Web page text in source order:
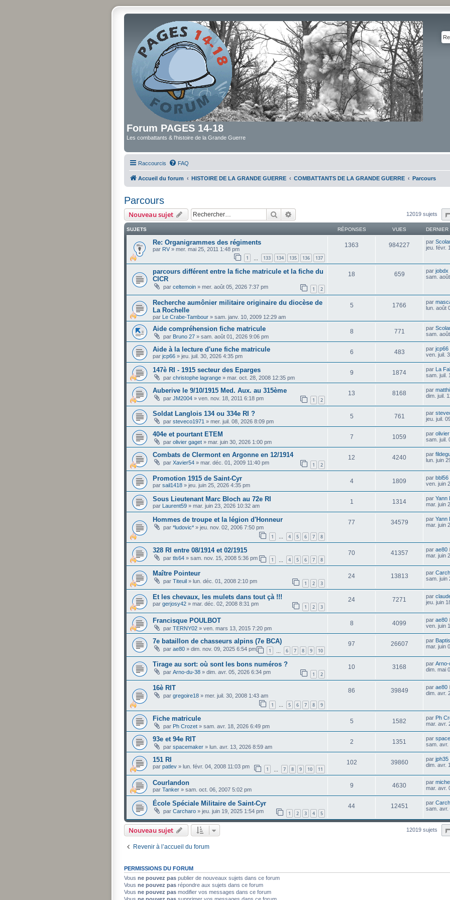
Forum PAGES 14-18
Les combattants & l'histoire de la Grande Guerre
Raccourcis FAQ
Accueil du forum HISTOIRE DE LA GRANDE GUERRE COMBATTANTS DE LA GRANDE GUERRE Parcours
Parcours
Nouveau sujet Rechercher 12019 sujets
SUJETS RÉPONSES VUES
Re: Organigrammes des régiments
par RV » mer. mai 25, 2011 1:48 pm
1 133 134 135 136 137
1363 984227 par
jeu. févr.
parcours différent entre la fiche matricule et la fiche du
CICR
par celtemoin » mer. août 05, 2026 7:37 pm 1 2
18 659 par jobdx
sam.
Recherche aumônier militaire originaire du diocèse de
La Rochelle
par Le Crabe-Tambour » sam. janv. 10, 2009 12:29 am
5 1766 par
lun. août
Aide compréhension fiche matricule
par Bruno 27 » sam. août 01, 2026 9:06 pm
8 771 par
sam.
Aide à la lecture d'une fiche matricule
par jcp66 » jeu. juil. 30, 2026 4:35 pm
6 483 par jcp66
ven. juil.
147è RI - 1915 secteur des Eparges
par christophe lagrange » mar. oct. 28, 2008 12:35 pm
9 1874 par La
sam. juil.
Auberive le 9/10/1915 Med. Aux. au 315ème
par JM2004 » ven. nov. 18, 2011 6:18 pm 1 2
13 8168 par
dim. juil.
Soldat Langlois 134 ou 334e RI ?
par steveco1971 » mer. juil. 08, 2026 8:09 pm
5 761 par
jeu. juil.
404e et pourtant ETEM
par olivier gaget » mar. juin 30, 2026 1:00 pm
7 1059 par
sam. juil.
Combats de Clermont en Argonne en 12/1914
par Xavier54 » mar. déc. 01, 2009 11:40 pm 1 2
12 4240 par
lun. juin
Promotion 1915 de Saint-Cyr
par sail1418 » jeu. juin 25, 2026 4:35 pm
4 1809 par bbl56
ven. juin
Sous Lieutenant Marc Bloch au 72e RI
par Laurent59 » mar. juin 23, 2026 10:32 am
1 1314 par Yann
mar. juin
Hommes de troupe et la légion d'Honneur
par *ludovic* » jeu. nov. 02, 2006 7:50 pm
1 … 4 5 6 7 8
77 34579 par Yann
mar. juin
328 RI entre 08/1914 et 02/1915
par tls64 » sam. nov. 15, 2008 5:36 pm 1 4 5 6 7 8
70 41357 par ae80
mar. juin
Maître Pointeur
par Titeuil » lun. déc. 01, 2008 2:10 pm 1 2 3
24 13813 par
sam. juin
Et les chevaux, les mulets dans tout çà !!!
par gerjosy42 » mar. déc. 02, 2008 8:31 pm 1 2 3
24 7271 par
jeu. juin
Francisque POULBOT
par TERNY02 » ven. mars 13, 2015 7:20 pm
8 4099 par ae80
ven. juin
7e bataillon de chasseurs alpins (7e BCA)
par ae80 » dim. nov. 09, 2025 6:54 pm 1 6 7 8 9 10
97 26607 par
mar. juin
Tirage au sort: où sont les bons numéros ?
par Arno-du-38 » dim. avr. 05, 2026 6:34 pm 1 2
10 3168 par Arno-
dim. mai
16è RIT
par gregoire18 » mer. juil. 30, 2008 1:43 am
1 … 5 6 7 8 9
86 39849 par ae80
dim. avr.
Fiche matricule
par Ph Crozet » sam. avr. 18, 2026 6:49 pm
5 1582 par Ph
mar. avr.
93e et 94e RIT
par spacemaker » lun. avr. 13, 2026 8:59 am
2 1351 par
sam. avr.
151 RI
par patlev » lun. févr. 04, 2008 11:03 pm 1 7 8 9 10 11
102 39860 par jph35
dim. avr.
Courlandon
par Tanker » sam. oct. 06, 2007 5:02 pm
9 4630 par
mar. avr.
École Spéciale Militaire de Saint-Cyr
par Carcharo » jeu. juin 19, 2025 1:54 pm 1 2 3 4 5
44 12451 par
sam. avr.
Nouveau sujet 12019 sujets
Revenir à l’accueil du forum
PERMISSIONS DU FORUM
Vous ne pouvez pas publier de nouveaux sujets dans ce forum
Vous ne pouvez pas répondre aux sujets dans ce forum
Vous ne pouvez pas modifier vos messages dans ce forum